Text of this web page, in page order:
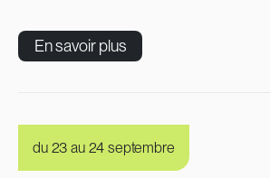
En savoir plus
du 23 au 24 septembre